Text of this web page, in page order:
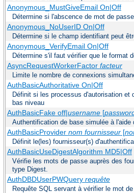
Anonymous_MustGiveEmail On|Off
Détermine si l'abscence de mot de
Anonymous_NoUserID On|Off
Détermine si le champ identifiant peut
Anonymous_VerifyEmail On|Off
Détermine s'il faut vérifier que le format
AsyncRequestWorkerFactor facteur
Limite le nombre de connexions
AuthBasicAuthoritative On|Off
Définit si les processus d'autorisation
bas niveau
AuthBasicFake off|username[
Authentification de base simulée à
AuthBasicProvider nom fournisseur[
Définit le(les) fournisseur(s)
AuthBasicUseDigestAlgorithm MD5|Off
Vérifie les mots de passe auprès des
type Digest.
AuthDBDUserPWQuery requête
Requête SQL servant à vérifier le mot